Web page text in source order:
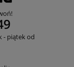
- piątek od